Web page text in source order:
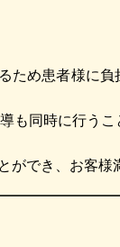
ため患者様に
も同時に行う
でき、お客様